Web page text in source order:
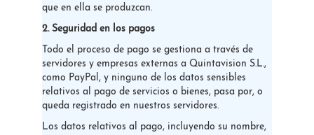
que en ella se produzcan.
2. Seguridad en los pagos
Todo el proceso de pago se gestiona a través de
servidores y empresas externas a Quintavision S.L.,
como PayPal, y ninguno de los datos sensibles
relativos al pago de servicios o bienes, pasa por, o
queda registrado en nuestros servidores.
Los datos relativos al pago, incluyendo su nombre,